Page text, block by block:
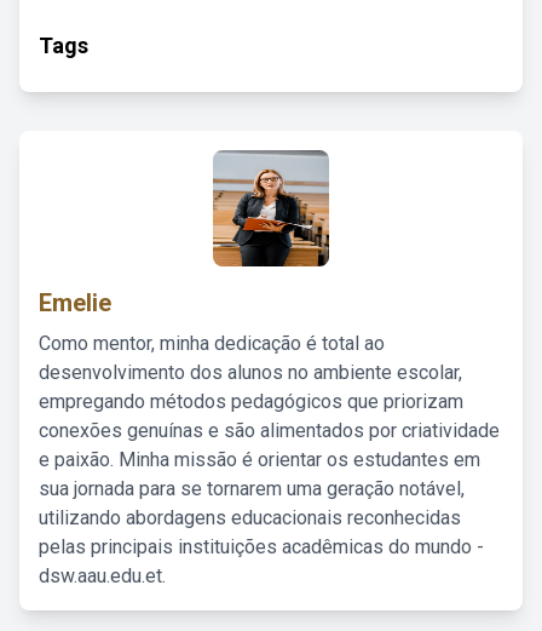
Tags
Emelie
Como mentor, minha dedicação é total ao
desenvolvimento dos alunos no ambiente escolar,
empregando métodos pedagógicos que priorizam
conexões genuínas e são alimentados por criatividade
e paixão. Minha missão é orientar os estudantes em
sua jornada para se tornarem uma geração notável,
utilizando abordagens educacionais reconhecidas
pelas principais instituições acadêmicas do mundo -
dsw.aau.edu.et.